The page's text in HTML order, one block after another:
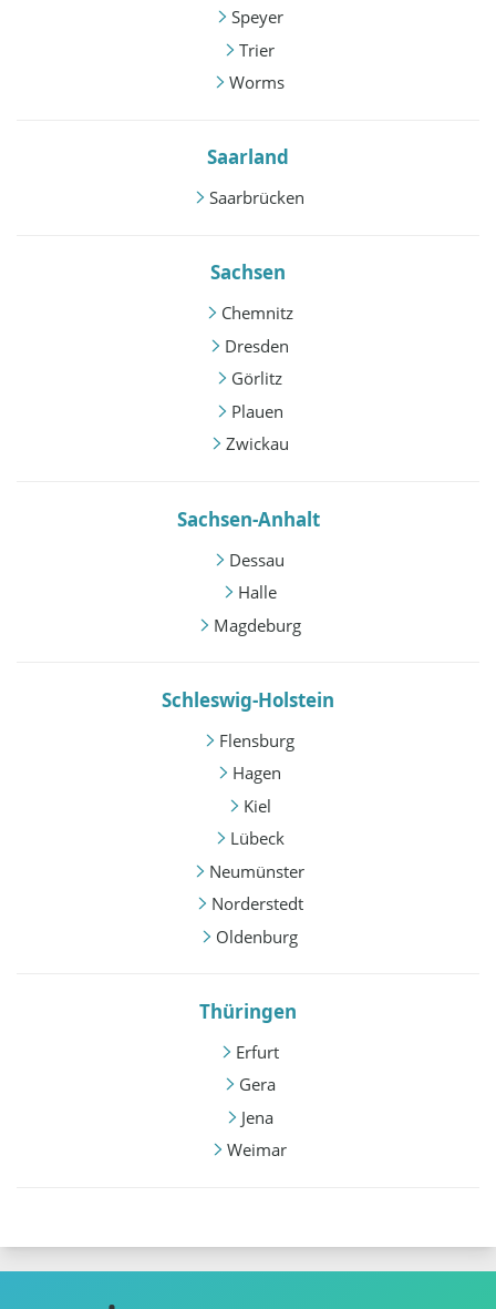
Speyer
Trier
Worms
Saarland
Saarbrücken
Sachsen
Chemnitz
Dresden
Görlitz
Plauen
Zwickau
Sachsen-Anhalt
Dessau
Halle
Magdeburg
Schleswig-Holstein
Flensburg
Hagen
Kiel
Lübeck
Neumünster
Norderstedt
Oldenburg
Thüringen
Erfurt
Gera
Jena
Weimar